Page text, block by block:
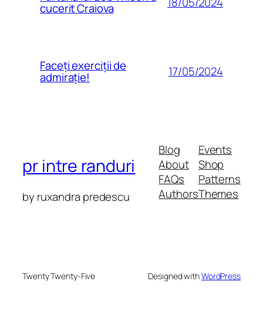
cucerit Craiova
Faceți exerciții de
admirație! 17/05/2024
pr intre randuri
by ruxandra predescu
Blog
About
FAQs
Authors
Events
Shop
Patterns
Themes
Twenty Twenty-Five Designed withWordPress